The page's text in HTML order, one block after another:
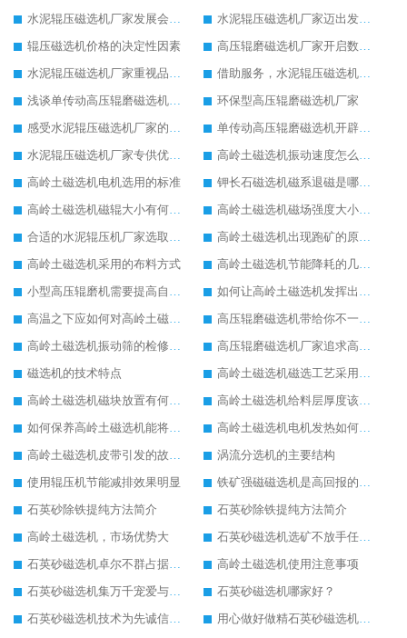
水泥辊压磁选机厂家发展会更好
水泥辊压磁选机厂家迈出发展新步伐
辊压磁选机价格的决定性因素
高压辊磨磁选机厂家开启数字转型生产
水泥辊压磁选机厂家重视品质发展
借助服务，水泥辊压磁选机厂家不断发展壮大
浅谈单传动高压辊磨磁选机节电工作
环保型高压辊磨磁选机厂家
感受水泥辊压磁选机厂家的品牌力量
单传动高压辊磨磁选机开辟新的发展思路
水泥辊压磁选机厂家专供优质好货
高岭土磁选机振动速度怎么调节
高岭土磁选机电机选用的标准
钾长石磁选机磁系退磁是哪些原因导致的
高岭土磁选机磁辊大小有何影响
高岭土磁选机磁场强度大小的选择
合适的水泥辊压机厂家选取重要
高岭土磁选机出现跑矿的原因有哪些
高岭土磁选机采用的布料方式
高岭土磁选机节能降耗的几方面要点
小型高压辊磨机需要提高自动化水平
如何让高岭土磁选机发挥出更大使用价值
高温之下应如何对高岭土磁选机进行保护
高压辊磨磁选机带给你不一样的生产意义
高岭土磁选机振动筛的检修内容
高压辊磨磁选机厂家追求高端生产
磁选机的技术特点
高岭土磁选机磁选工艺采用的分离方法
高岭土磁选机磁块放置有何要求
高岭土磁选机给料层厚度该如何调节
如何保养高岭土磁选机能将损耗尽可能降低
高岭土磁选机电机发热如何解决
高岭土磁选机皮带引发的故障有哪些
涡流分选机的主要结构
使用辊压机节能减排效果明显
铁矿强磁磁选机是高回报的项目
石英砂除铁提纯方法简介
石英砂除铁提纯方法简介
高岭土磁选机，市场优势大
石英砂磁选机选矿不放手任何一个
石英砂磁选机卓尔不群占据磁选行业一片天
高岭土磁选机使用注意事项
石英砂磁选机集万千宠爱与一身
石英砂磁选机哪家好？
石英砂磁选机技术为先诚信经营
用心做好做精石英砂磁选机塑造高端企业形象